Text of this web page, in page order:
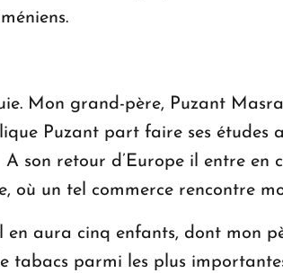
Mon grand-père, Puzant
Puzant part faire ses études
son retour d’Europe il entre en
un tel commerce rencontre
aura cinq enfants, dont mon
tabacs parmi les plus